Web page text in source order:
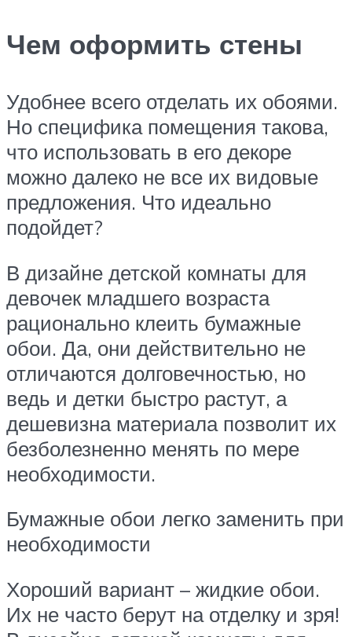
Чем оформить стены
Удобнее всего отделать их обоями.
Но специфика помещения такова,
что использовать в его декоре
можно далеко не все их видовые
предложения. Что идеально
подойдет?
В дизайне детской комнаты для
девочек младшего возраста
рационально клеить бумажные
обои. Да, они действительно не
отличаются долговечностью, но
ведь и детки быстро растут, а
дешевизна материала позволит их
безболезненно менять по мере
необходимости.
Бумажные обои легко заменить при
необходимости
Хороший вариант – жидкие обои.
Их не часто берут на отделку и зря!